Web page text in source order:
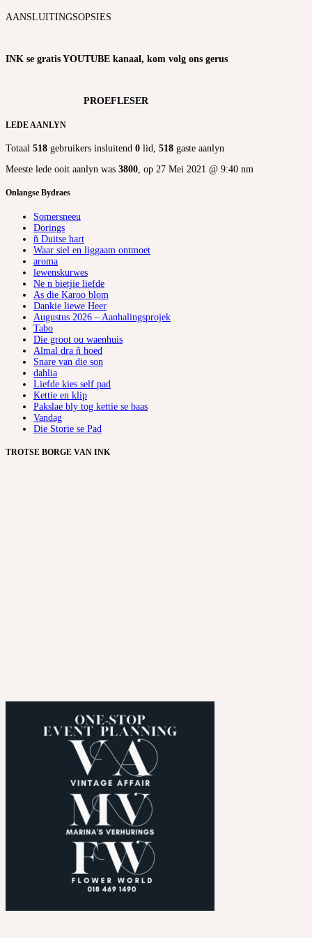
AANSLUITINGSOPSIES
INK se gratis YOUTUBE kanaal, kom volg ons gerus
PROEFLESER
LEDE AANLYN
Totaal 518 gebruikers insluitend 0 lid, 518 gaste aanlyn
Meeste lede ooit aanlyn was 3800, op 27 Mei 2021 @ 9:40 nm
Onlangse Bydraes
Somersneeu
Dorings
ñ Duitse hart
Waar siel en liggaam ontmoet
aroma
lewenskurwes
Ne n bietjie liefde
As die Karoo blom
Dankie liewe Heer
Augustus 2026 – Aanhalingsprojek
Tabo
Die groot ou waenhuis
Almal dra ñ hoed
Snare van die son
dahlia
Liefde kies self pad
Kettie en klip
Pakslae bly tog kettie se baas
Vandag
Die Storie se Pad
TROTSE BORGE VAN INK